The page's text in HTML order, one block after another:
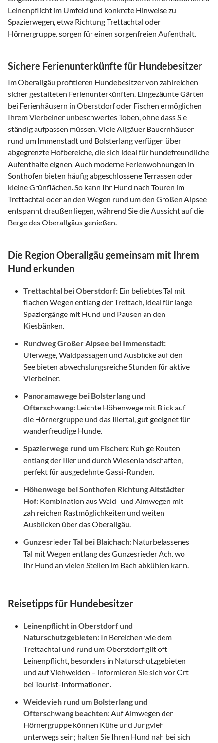
Leinenpflicht im Umfeld und konkrete Hinweise zu
Spazierwegen, etwa Richtung Trettachtal oder
Hörnergruppe, sorgen für einen sorgenfreien Aufenthalt.
Sichere Ferienunterkünfte für Hundebesitzer
Im Oberallgäu profitieren Hundebesitzer von zahlreichen
sicher gestalteten Ferienunterkünften. Eingezäunte Gärten
bei Ferienhäusern in Oberstdorf oder Fischen ermöglichen
Ihrem Vierbeiner unbeschwertes Toben, ohne dass Sie
ständig aufpassen müssen. Viele Allgäuer Bauernhäuser
rund um Immenstadt und Bolsterlang verfügen über
abgegrenzte Hofbereiche, die sich ideal für hundefreundliche
Aufenthalte eignen. Auch moderne Ferienwohnungen in
Sonthofen bieten häufig abgeschlossene Terrassen oder
kleine Grünflächen. So kann Ihr Hund nach Touren im
Trettachtal oder an den Wegen rund um den Großen Alpsee
entspannt draußen liegen, während Sie die Aussicht auf die
Berge des Oberallgäus genießen.
Die Region Oberallgäu gemeinsam mit Ihrem
Hund erkunden
Trettachtal bei Oberstdorf: Ein beliebtes Tal mit
flachen Wegen entlang der Trettach, ideal für lange
Spaziergänge mit Hund und Pausen an den
Kiesbänken.
Rundweg Großer Alpsee bei Immenstadt:
Uferwege, Waldpassagen und Ausblicke auf den
See bieten abwechslungsreiche Stunden für aktive
Vierbeiner.
Panoramawege bei Bolsterlang und
Ofterschwang: Leichte Höhenwege mit Blick auf
die Hörnergruppe und das Illertal, gut geeignet für
wanderfreudige Hunde.
Spazierwege rund um Fischen: Ruhige Routen
entlang der Iller und durch Wiesenlandschaften,
perfekt für ausgedehnte Gassi-Runden.
Höhenwege bei Sonthofen Richtung Altstädter
Hof: Kombination aus Wald- und Almwegen mit
zahlreichen Rastmöglichkeiten und weiten
Ausblicken über das Oberallgäu.
Gunzesrieder Tal bei Blaichach: Naturbelassenes
Tal mit Wegen entlang des Gunzesrieder Ach, wo
Ihr Hund an vielen Stellen im Bach abkühlen kann.
Reisetipps für Hundebesitzer
Leinenpflicht in Oberstdorf und
Naturschutzgebieten: In Bereichen wie dem
Trettachtal und rund um Oberstdorf gilt oft
Leinenpflicht, besonders in Naturschutzgebieten
und auf Viehweiden – informieren Sie sich vor Ort
bei Tourist-Informationen.
Weidevieh rund um Bolsterlang und
Ofterschwang beachten:Auf Almwegen der
Hörnergruppe können Kühe und Jungvieh
unterwegs sein; halten Sie Ihren Hund nah bei sich